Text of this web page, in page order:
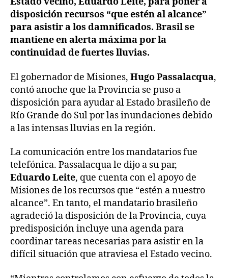
disposición recursos “que estén al alcance”
para asistir a los damnificados. Brasil se
mantiene en alerta máxima por la
continuidad de fuertes lluvias.
El gobernador de Misiones, Hugo Passalacqua,
contó anoche que la Provincia se puso a
disposición para ayudar al Estado brasileño de
Río Grande do Sul por las inundaciones debido
a las intensas lluvias en la región.
La comunicación entre los mandatarios fue
telefónica. Passalacqua le dijo a su par,
Eduardo Leite, que cuenta con el apoyo de
Misiones de los recursos que “estén a nuestro
alcance”. En tanto, el mandatario brasileño
agradeció la disposición de la Provincia, cuya
predisposición incluye una agenda para
coordinar tareas necesarias para asistir en la
difícil situación que atraviesa el Estado vecino.